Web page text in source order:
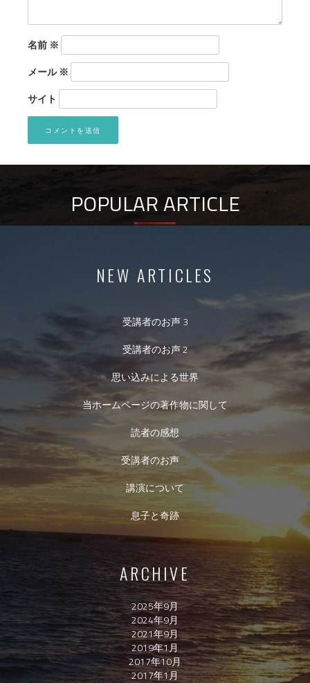
名前 ※
メール※
サイト
POPULAR ARTICLE
NEW ARTICLES
受講者のお声 3
受講者のお声 2
思い込みによる世界
当ホームページの著作物に関して
読者の感想
受講者のお声
講演について
息子と奇跡
ARCHIVE
2025年9月
2024年9月
2021年9月
2019年1月
2017年10月
2017年1月